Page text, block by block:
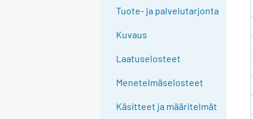
Tuote- ja palvelutarjonta
Kuvaus
Laatuselosteet
Menetelmäselosteet
Käsitteet ja määritelmät